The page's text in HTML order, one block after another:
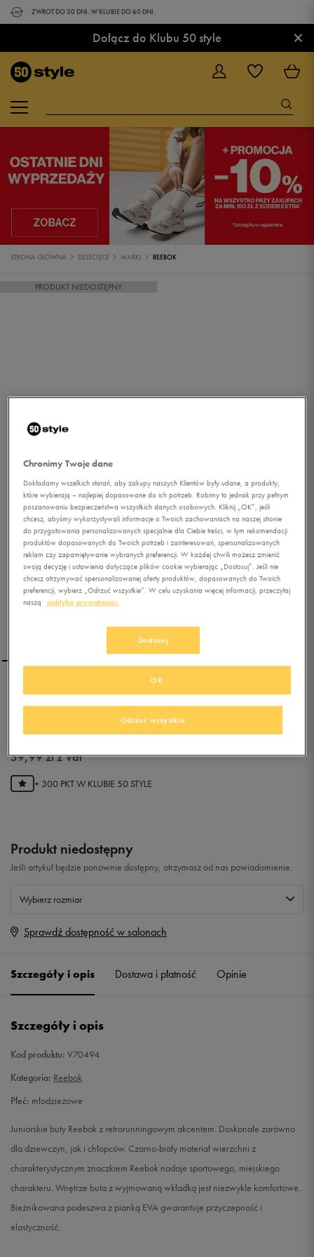
ZWROT DO 30 DNI. W KLUBIE DO 60 DNI.
Dołącz do Klubu 50 style ×
STRONA GŁÓWNA DZIECIĘCE MARKI REEBOK
PRODUKT NIEDOSTĘPNY
REEBOK ROYAL CLJOG 2
59,99złz Vat
+ 300 PKT W KLUBIE 50 STYLE
Produkt niedostępny
Jeśli artykuł będzie ponownie dostępny, otrzymasz od nas powiadomienie.
Wybierz rozmiar
Rozmiary EU
36,5 23,5 cm
38 24,5 cm Powiadom o dostępności
38,5 24,5 cm
Powiadom o dostępności
Sprawdź dostępność w salonach
Szczegóły i opis Dostawa i płatność Opinie
Szczegóły i opis
Kod produktu: V70494
Kategoria: Reebok
Płeć: młodzieżowe
Juniorskie buty Reebok z retrorunningowym akcentem. Doskonałe zarówno
dla dziewczyn, jak i chłopców. Czarno-biały materiał wierzchni z
charakterystycznym znaczkiem Reebok nadaje sportowego, miejskiego
charakteru. Wnętrze buta z wyjmowaną wkładką jest niezwykle komfortowe.
Bieżnikowana podeszwa z pianką EVA gwarantuje przyczepność i
elastyczność.
Chronimy Twoje dane
Dokładamy wszelkich starań, aby zakupy naszych Klientów były udane, a produkty,
które wybierają – najlepiej dopasowane do ich potrzeb. Robimy to jednak przy pełnym
poszanowaniu bezpieczeństwa wszystkich danych osobowych. Kliknij „OK”, jeśli
chcesz, abyśmy wykorzystywali informacje o Twoich zachowaniach na naszej stronie
do przygotowania personalizowanych specjalnie dla Ciebie treści, w tym rekomendacji
produktów dopasowanych do Twoich potrzeb i zainteresowań, spersonalizowanych
reklam czy zapamiętywanie wybranych preferencji. W każdej chwili możesz zmienić
swoją decyzję i ustawienia dotyczące plików cookie wybierając „Dostosuj”. Jeśli nie
chcesz otrzymywać spersonalizowanej oferty produktów, dopasowanych do Twoich
preferencji, wybierz „Odrzuć wszystkie”. W celu uzyskania więcej informacji, przeczytaj
naszą
politykę prywatności.
Dostosuj
Odrzuć wszystkie
OK